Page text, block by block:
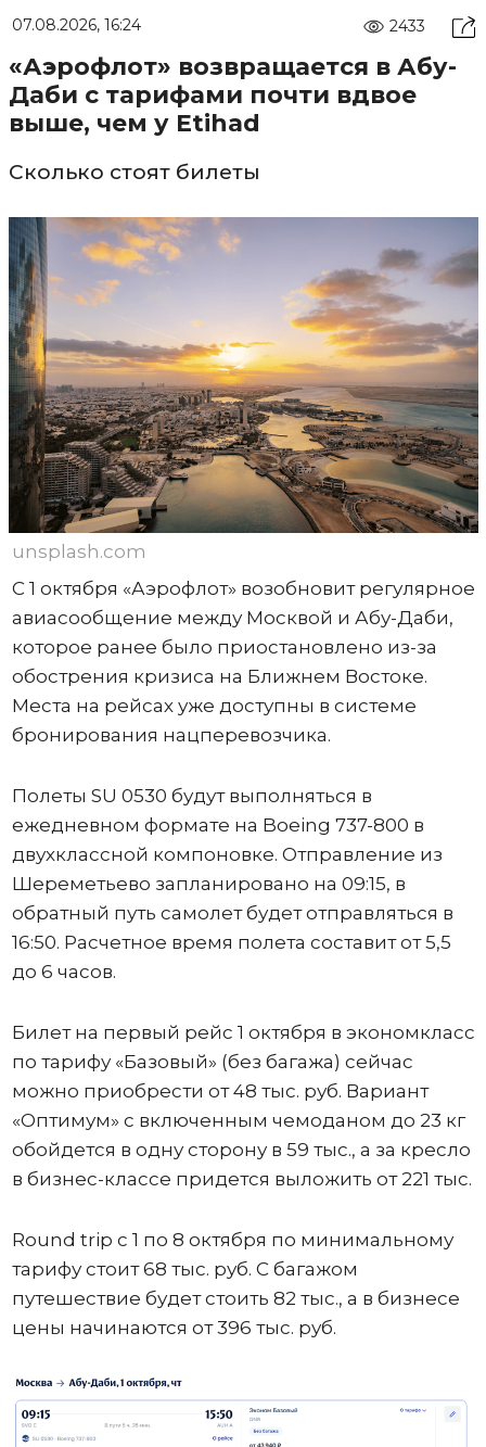
07.08.2026, 16:24 2433
«Аэрофлот» возвращается в Абу-
Даби с тарифами почти вдвое
выше, чем у Etihad
Сколько стоят билеты
unsplash.com
С 1 октября «Аэрофлот» возобновит регулярное
авиасообщение между Москвой и Абу-Даби,
которое ранее было приостановлено из-за
обострения кризиса на Ближнем Востоке.
Места на рейсах уже доступны в системе
бронирования нацперевозчика.
Полеты SU 0530 будут выполняться в
ежедневном формате на Boeing 737-800 в
двухклассной компоновке. Отправление из
Шереметьево запланировано на 09:15, в
обратный путь самолет будет отправляться в
16:50. Расчетное время полета составит от 5,5
до 6 часов.
Билет на первый рейс 1 октября в экономкласс
по тарифу «Базовый» (без багажа) сейчас
можно приобрести от 48 тыс. руб. Вариант
«Оптимум» с включенным чемоданом до 23 кг
обойдется в одну сторону в 59 тыс., а за кресло
в бизнес-классе придется выложить от 221 тыс.
Round trip с 1 по 8 октября по минимальному
тарифу стоит 68 тыс. руб. С багажом
путешествие будет стоить 82 тыс., а в бизнесе
цены начинаются от 396 тыс. руб.